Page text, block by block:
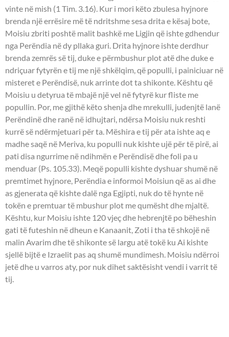
vinte në mish (1 Tim. 3.16). Kur i mori këto zbulesa hyjnore
brenda një errësire më të ndritshme sesa drita e kësaj bote,
Moisiu zbriti poshtë malit bashkë me Ligjin që ishte gdhendur
nga Perëndia në dy pllaka guri. Drita hyjnore ishte derdhur
brenda zemrës së tij, duke e përmbushur plot atë dhe duke e
ndriçuar fytyrën e tij me një shkëlqim, që populli, i painiciuar në
misteret e Perëndisë, nuk arrinte dot ta shikonte. Kështu që
Moisiu u detyrua të mbajë një vel në fytyrë kur fliste me
popullin. Por, me gjithë këto shenja dhe mrekulli, judenjtë lanë
Perëndinë dhe ranë në idhujtari, ndërsa Moisiu nuk reshti
kurrë së ndërmjetuari për ta. Mëshira e tij për ata ishte aq e
madhe saqë në Meriva, ku populli nuk kishte ujë për të pirë, ai
pati disa ngurrime në ndihmën e Perëndisë dhe foli pa u
menduar (Ps. 105.33). Meqë populli kishte dyshuar shumë në
premtimet hyjnore, Perëndia e informoi Moisiun që as ai dhe
as gjenerata që kishte dalë nga Egjipti, nuk do të hynte në
tokën e premtuar të mbushur plot me qumësht dhe mjaltë.
Kështu, kur Moisiu ishte 120 vjeç dhe hebrenjtë po bëheshin
gati të futeshin në dheun e Kanaanit, Zoti i tha të shkojë në
malin Avarim dhe të shikonte së largu atë tokë ku Ai kishte
sjellë bijtë e Izraelit pas aq shumë mundimesh. Moisiu ndërroi
jetë dhe u varros aty, por nuk dihet saktësisht vendi i varrit të
tij.